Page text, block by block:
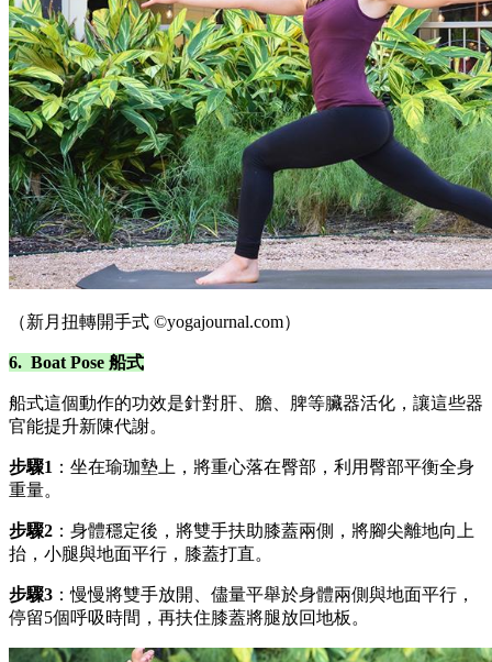
（新月扭轉開手式 ©yogajournal.com）
6. Boat Pose 船式
船式這個動作的功效是針對肝、膽、脾等臟器活化，讓這些器
官能提升新陳代謝。
步驟1 ：坐在瑜珈墊上，將重心落在臀部，利用臀部平衡全身
重量。
步驟2 ：身體穩定後，將雙手扶助膝蓋兩側，將腳尖離地向上
抬，小腿與地面平行，膝蓋打直。
步驟3 ：慢慢將雙手放開、儘量平舉於身體兩側與地面平行，
停留5個呼吸時間，再扶住膝蓋將腿放回地板。